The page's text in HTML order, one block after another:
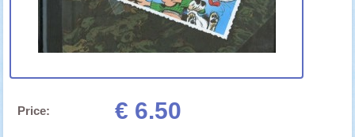
Price: € 6.50